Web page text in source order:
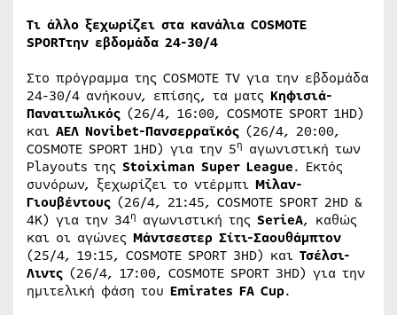
Τι άλλο ξεχωρίζει στα κανάλια COSMOTE
SPORTτην εβδομάδα 24-30/4
Στο πρόγραμμα της COSMOTE TV για την εβδομάδα
24-30/4 ανήκουν, επίσης, τα ματς Κηφισιά-
Παναιτωλικός (26/4, 16:00, COSMOTE SPORT 1HD)
και ΑΕΛ Novibet-Πανσερραϊκός (26/4, 20:00,
COSMOTE SPORT 1HD) για την 5η αγωνιστική των
Playouts της Stoiximan Super League. Εκτός
συνόρων, ξεχωρίζει το ντέρμπι Μίλαν-
Γιουβέντους (26/4, 21:45, COSMOTE SPORT 2HD &
4K) για την 34η αγωνιστική της SerieA, καθώς
και οι αγώνες Μάντσεστερ Σίτι-Σαουθάμπτον
(25/4, 19:15, COSMOTE SPORT 3HD) και Τσέλσι-
Λιντς (26/4, 17:00, COSMOTE SPORT 3HD) για την
ημιτελική φάση του Emirates FA Cup.